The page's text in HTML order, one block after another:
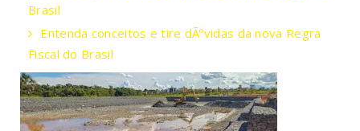
Brasil
Entenda conceitos e tire dÃºvidas da nova Regra
Fiscal do Brasil